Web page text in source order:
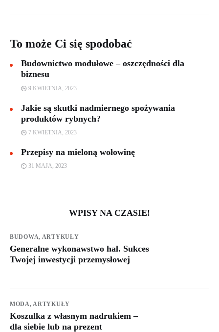
To może Ci się spodobać
Budownictwo modułowe – oszczędności dla
biznesu
9 KWIETNIA, 2023
Jakie są skutki nadmiernego spożywania
produktów rybnych?
7 KWIETNIA, 2023
Przepisy na mieloną wołowinę
31 MAJA, 2023
WPISY NA CZASIE!
BUDOWA, ARTYKUŁY
Generalne wykonawstwo hal. Sukces
Twojej inwestycji przemysłowej
MODA, ARTYKUŁY
Koszulka z własnym nadrukiem –
dla siebie lub na prezent